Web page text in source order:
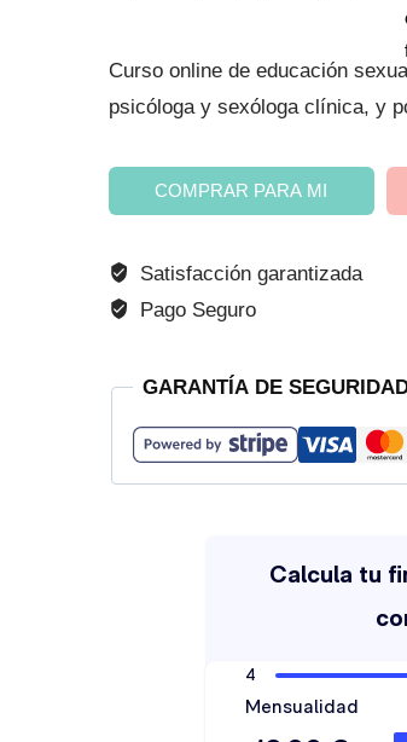
original
era:
R$ 259,60.
es:
R$
Curso online de educación
psicóloga y sexóloga clínica, y
Educación
sexual
cantidad
COMPRAR PARA MI
Satisfacción garantizada
Pago Seguro
GARANTÍA DE